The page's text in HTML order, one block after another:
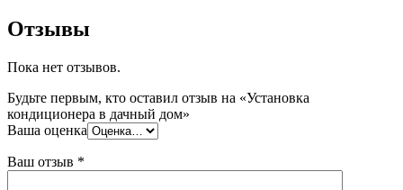
Отзывы
Пока нет отзывов.
Будьте первым, кто оставил отзыв на «Установка
кондиционера в дачный дом»
Ваша оценка
Ваш отзыв *